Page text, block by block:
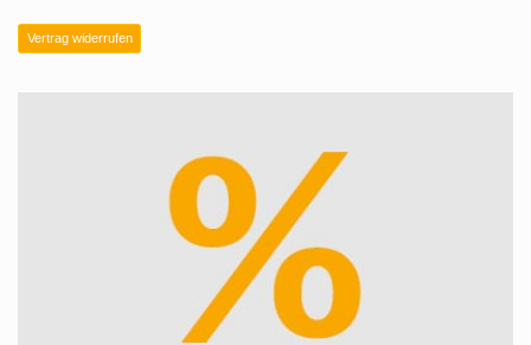
Vertrag widerrufen